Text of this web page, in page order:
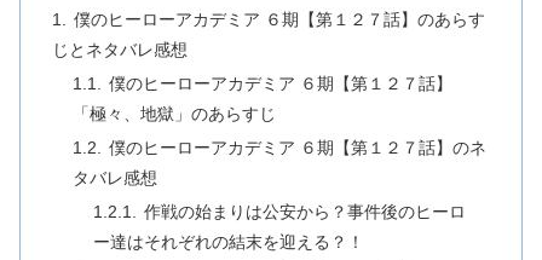
僕のヒーローアカデミア ６期【第１２７話】のあらす
じとネタバレ感想
僕のヒーローアカデミア ６期【第１２７話】
「極々、地獄」のあらすじ
僕のヒーローアカデミア ６期【第１２７話】のネ
タバレ感想
作戦の始まりは公安から？事件後のヒーロ
ー達はそれぞれの結末を迎える？！